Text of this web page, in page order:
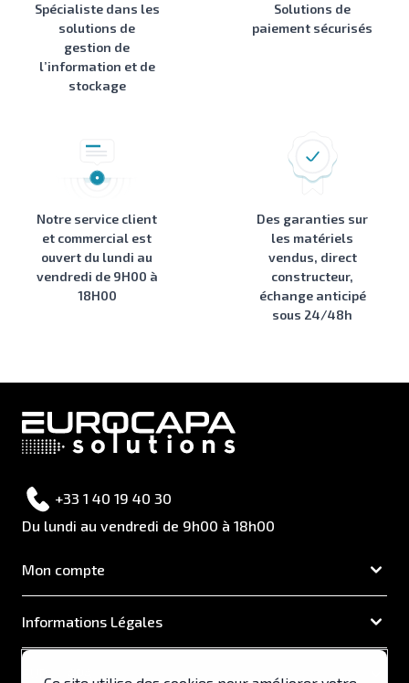
Spécialiste dans les
solutions de
gestion de
l’information et de
stockage
Solutions de
paiement sécurisés
Notre service client
et commercial est
ouvert du lundi au
vendredi de 9H00 à
18H00
Des garanties sur
les matériels
vendus, direct
constructeur,
échange anticipé
sous 24/48h
+33 1 40 19 40 30
Du lundi au vendredi de 9h00 à 18h00
Mon compte
Informations Légales